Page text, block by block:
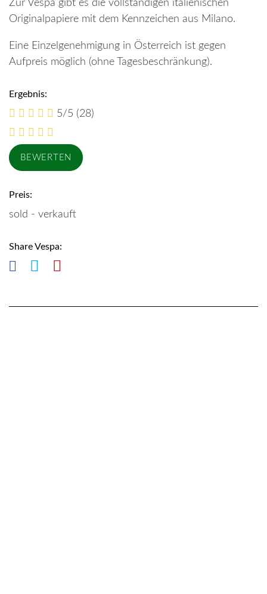
Zur Vespa gibt es die vollständigen italienischen
Originalpapiere mit dem Kennzeichen aus Milano.
Eine Einzelgenehmigung in Österreich ist gegen
Aufpreis möglich (ohne Tagesbeschränkung).
Ergebnis:
5/5 (28)
Preis:
sold - verkauft
Share Vespa: